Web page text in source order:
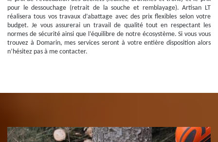
pour le dessouchage (retrait de la souche et remblayage). Artisan LT
réalisera tous vos travaux d’abattage avec des prix flexibles selon votre
budget. Je vous assurerai un travail de qualité tout en respectant les
normes de sécurité ainsi que l’équilibre de notre écosystème. Si vous vous
trouvez à Domarin, mes services seront à votre entière disposition alors
n’hésitez pas à me contacter.